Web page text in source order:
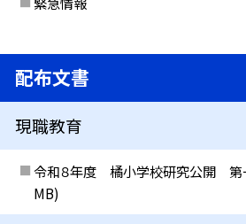
配布文書
現職教育
令和８年度 橘小学校研究公開 第
MB)